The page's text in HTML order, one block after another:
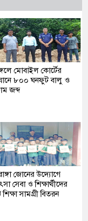
মোবাইল কোর্টের
৮০০ ঘনফুট বালু ও
জব্দ
জোনের উদ্যোগে
সেবা ও শিক্ষার্থীদের
সামগ্রী বিতরন